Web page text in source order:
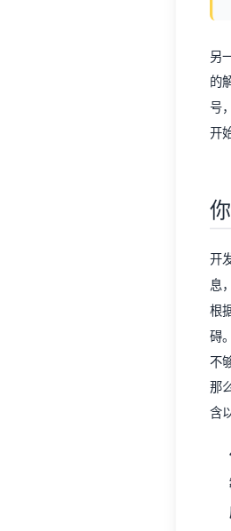
另
的
号
开
开
息
根
碍
不
那
含